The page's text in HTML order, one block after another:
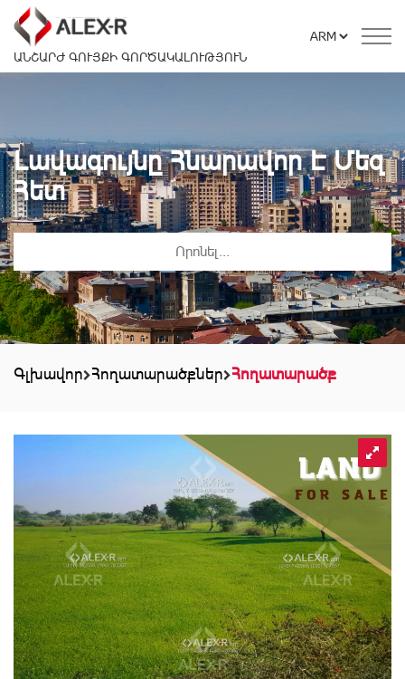
ԱՆՇԱՐԺ ԳՈՒՅՔԻ ԳՈՐԾԱԿԱԼՈՒԹՅՈՒՆ
Լավագույնը Հնարավոր Է Մեզ
Հետ
Գլխավոր Հողատարածքներ Հողատարածք